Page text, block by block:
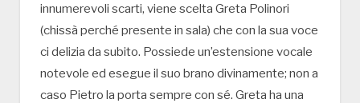
innumerevoli scarti, viene scelta Greta Polinori
(chissà perché presente in sala) che con la sua voce
ci delizia da subito. Possiede un’estensione vocale
notevole ed esegue il suo brano divinamente; non a
caso Pietro la porta sempre con sé. Greta ha una